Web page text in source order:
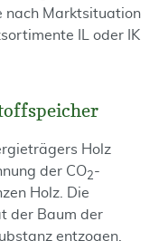
nach Marktsituation
IL oder IK
Holz
der CO2-
Holz. Die
der Baum der
entzogen.